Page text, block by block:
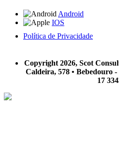
Android
IOS
Política de Privacidade
Copyright 2026, Scot
Caldeira, 578 • Bebedouro
17